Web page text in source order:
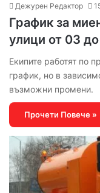
Дежурен Редактор
График за
улици от 03
Екипите работят по
график, но в
възможни промени.
Прочети Повече »